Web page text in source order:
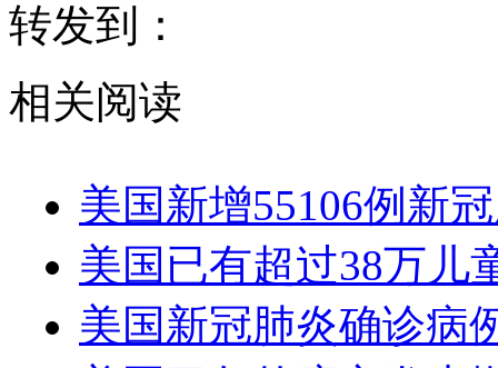
转发到：
相关阅读
美国新增55106例新
美国已有超过38万儿
美国新冠肺炎确诊病